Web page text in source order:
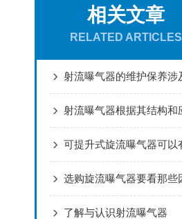
相关文章
RELATED ARTICLES
了解与认识射流曝气器